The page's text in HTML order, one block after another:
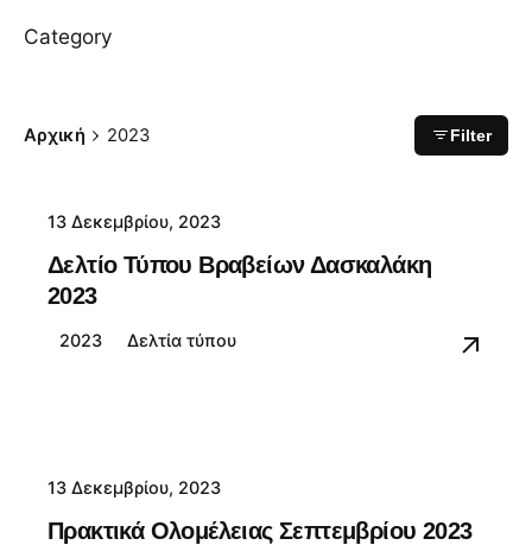
Category
Αρχική 2023 Filter
13 Δεκεμβρίου, 2023
Δελτίο Τύπου Βραβείων Δασκαλάκη
2023
2023 Δελτία τύπου
13 Δεκεμβρίου, 2023
Πρακτικά Ολομέλειας Σεπτεμβρίου 2023